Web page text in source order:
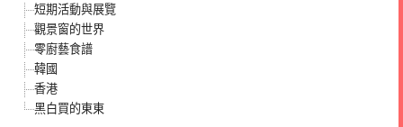
短期活動與展覽
觀景窗的世界
零廚藝食譜
韓國
香港
黑白買的東東